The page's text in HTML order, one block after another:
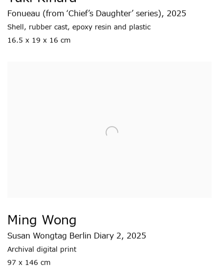
Fonueau (from ‘Chief’s Daughter’ series), 2025
Shell, rubber cast, epoxy resin and plastic
16.5 x 19 x 16 cm
Ming Wong
Susan Wongtag Berlin Diary 2, 2025
Archival digital print
97 x 146 cm